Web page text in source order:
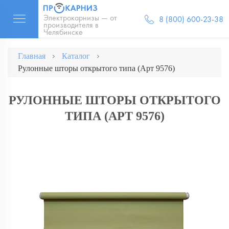
Электрокарнизы — от
производителя в
Челябинске
8 (800) 600-23-38
Главная
Каталог
Рулонные шторы открытого типа (Арт 9576)
РУЛОННЫЕ ШТОРЫ ОТКРЫТОГО
ТИПА (АРТ 9576)